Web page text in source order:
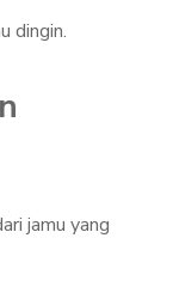
dingin.
jamu yang